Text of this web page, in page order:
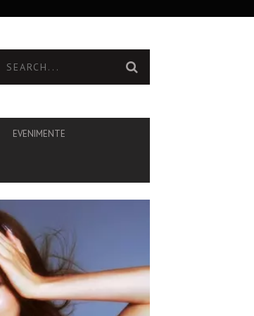
EVENIMENTE